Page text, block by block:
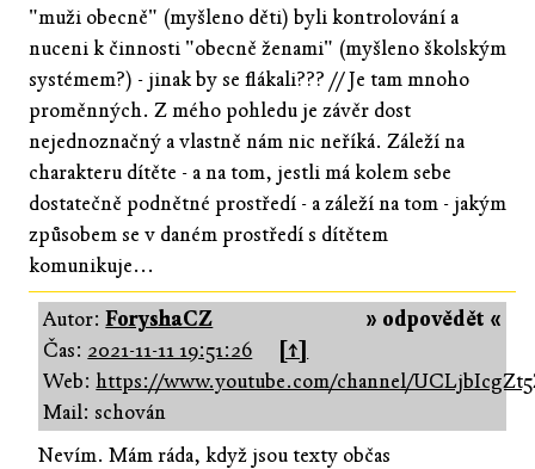
"muži obecně" (myšleno děti) byli kontrolování a
nuceni k činnosti "obecně ženami" (myšleno školským
systémem?) - jinak by se flákali??? // Je tam mnoho
proměnných. Z mého pohledu je závěr dost
nejednoznačný a vlastně nám nic neříká. Záleží na
charakteru dítěte - a na tom, jestli má kolem sebe
dostatečně podnětné prostředí - a záleží na tom - jakým
způsobem se v daném prostředí s dítětem
komunikuje...
» odpovědět «
Autor:ForyshaCZ
Čas: 2021-11-11 19:51:26
[↑]
Web:https://www.youtube.com/channel/
Mail: schován
Nevím. Mám ráda, když jsou texty občas